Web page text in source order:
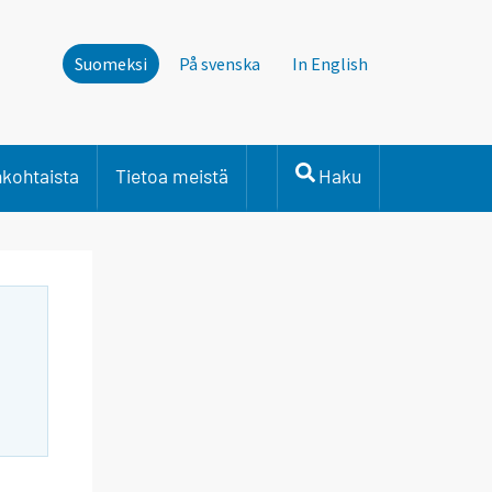
Suomeksi På svenska In English
Tietoa meistä Haku